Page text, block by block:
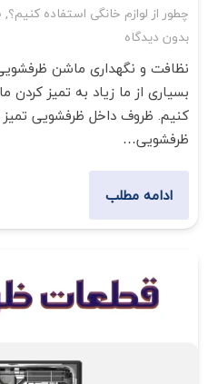
چطور از لوازم خانگی استفاده کنیم؟,
بدون دیدگاه
نظافت و نگهداری ماشن
بسیاری از ما زیاد به تمیز
کنیم. ظروف داخل ظرفشویی
ظرفشویی…
ادامه مطلب